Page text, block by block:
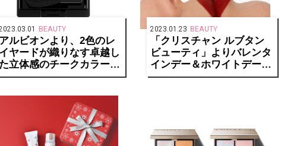
BEAUTY
アルビオンより、2色のレ
イヤードが織りなす卓越し
た立体感のチークカラー
エクシア ブラッシュ デ
2023.01.23 BEAUTY
「クリスチャン ルブタン
ビューティ」よりバレンタ
インデー＆ホワイトデーを
彩る、おすすめのリップ&